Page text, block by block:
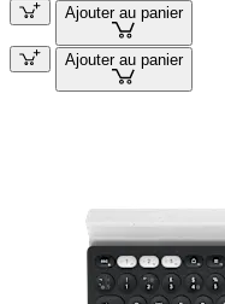
Ajouter au panier
Ajouter au panier